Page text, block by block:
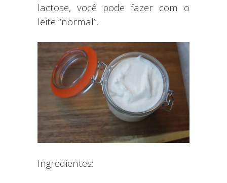
lactose, você pode fazer com o
leite “normal”.
Ingredientes: